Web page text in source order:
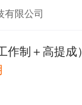
有限公司
制＋高提成）